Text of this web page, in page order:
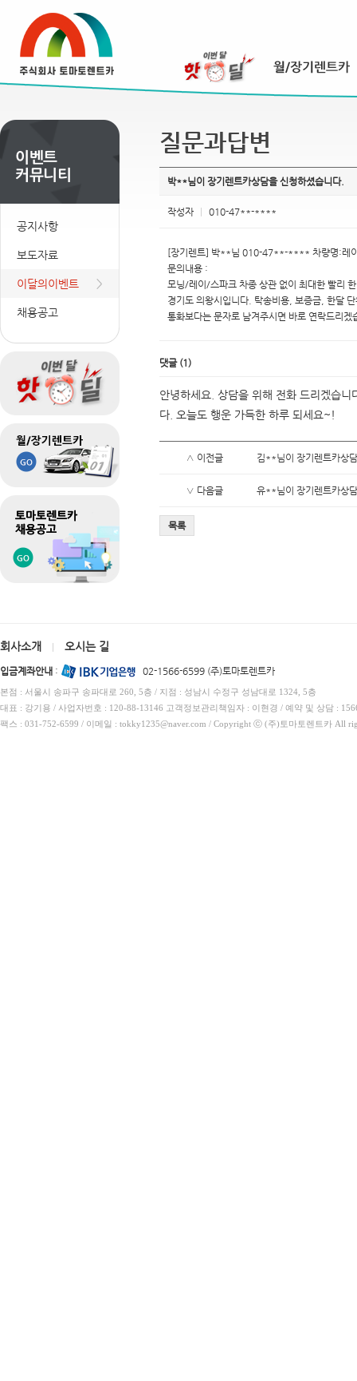
공지사항
보도자료
이달의이벤트
채용공고
질문과답변
박**님이 장기렌트카상담을 신청하셨습니다.
작성자 010-47**-****
[장기렌트] 박**님 010-47**-**** 차량명:레
문의내용 :
모닝/레이/스파크 차종 상관 없이 최대한 빨리
경기도 의왕시입니다. 탁송비용, 보증금, 한달
통화보다는 문자로 남겨주시면 바로 연락드리겠
댓글 (1)
안녕하세요. 상담을 위해 전화 드리겠습
다. 오늘도 행운 가득한 하루 되세요~!
∧ 이전글 김**님이 장기렌트카상
∨ 다음글 유**님이 장기렌트카상
목록
회사소개 오시는 길
입금계좌안내 : 02-1566-6599 (주)토마토렌트카
본점 : 서울시 송파구 송파대로 260, 5층 / 지점 : 성남시 수정구 성남대로 1324, 5층
대표 : 강기용 / 사업자번호 : 120-88-13146 고객정보관리책임자 : 이현경 / 예약 및 상담 :
팩스 : 031-752-6599 / 이메일 : tokky1235@naver.com / Copyright ⓒ (주)토마토렌트카 All